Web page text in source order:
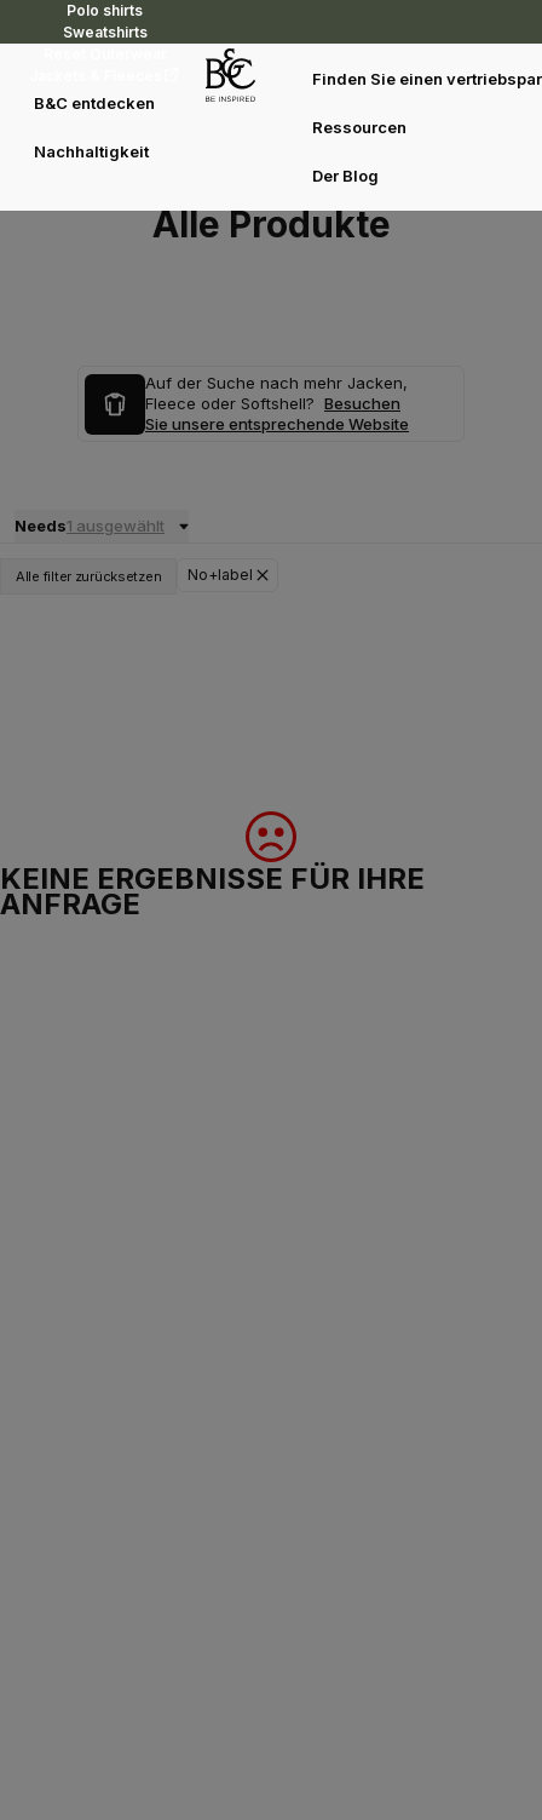
Polo shirts
Sweatshirts
B&C entdecken
Nachhaltigkeit
Finden Sie einen
Ressourcen
Der Blog
Alle Produkte
Auf der Suche nach mehr Jacken,
Fleece oder Softshell? Besuchen
Sie unsere entsprechende Website
Needs1 ausgewählt
Alle filter zurücksetzen No+label
KEINE ERGEBNISSE FÜR IHRE
ANFRAGE